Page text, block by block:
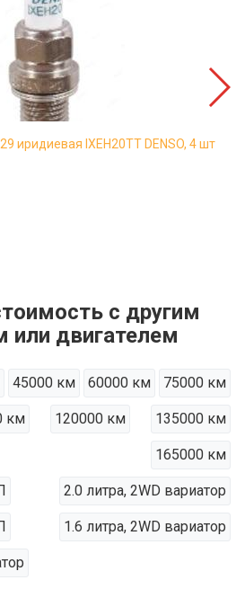
иридиевая IXEH20TT DENSO, 4 шт
с другим
или двигателем
45000 км 60000 км 75000 км
км 120000 км 135000 км
165000 км
2.0 литра, 2WD вариатор
1.6 литра, 2WD вариатор